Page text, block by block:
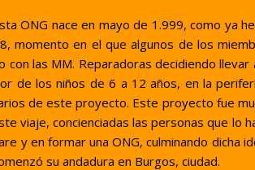
ONG nace en mayo de 1.999, como ya
momento en el que algunos de los
con las MM. Reparadoras decidiendo
de los niños de 6 a 12 años, en la
de este proyecto. Este proyecto fue
viaje, concienciadas las personas que lo
y en formar una ONG, culminando dicha
su andadura en Burgos, ciudad.